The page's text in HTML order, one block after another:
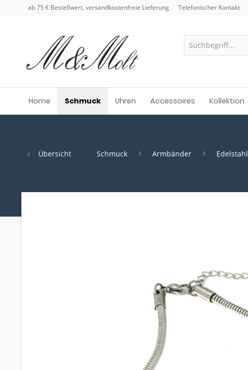
ab 75 € Bestellwert, versandkostenfreie Lieferung Telefonischer Kontakt
Home Schmuck Uhren Accessoires Kollektion
Übersicht Schmuck Armbänder Edelstahl